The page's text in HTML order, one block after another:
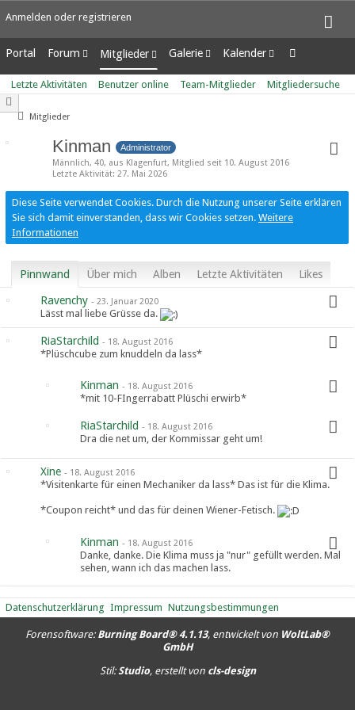
Anmelden oder registrieren
Portal Forum
Unerledigte Themen
Mitglieder
Letzte Aktivitäten
Benutzer online
Galerie
Alben
Bilder
Kalender
Wochenansicht
Tagesansicht
Letzte Aktivitäten Benutzer online Team-Mitglieder Mitgliedersuche
Mitglieder
Kinman Administrator
Männlich 40 aus Klagenfurt Mitglied seit 10. August 2016
Letzte Aktivität 27. Mai 2026
Diese Seite verwendet Cookies. Durch die Nutzung unserer Seite erklären
Sie sich damit einverstanden, dass wir Cookies setzen. Weitere
Informationen
Pinnwand Über mich Alben Letzte Aktivitäten Likes
Ravenchy - 23. Januar 2020
Lässt mal liebe Grüsse da.
RiaStarchild - 18. August 2016
*Plüschcube zum knuddeln da lass*
Kinman - 18. August 2016
*mit 10-FIngerrabatt Plüschi erwirb*
RiaStarchild - 18. August 2016
Dra die net um, der Kommissar geht um!
Xine - 18. August 2016
*Visitenkarte für einen Mechaniker da lass* Das ist für die Klima.
*Coupon reicht* und das für deinen Wiener-Fetisch.
Kinman - 18. August 2016
Danke, danke. Die Klima muss ja "nur" gefüllt werden. Mal
sehen, wann ich das machen lass.
Datenschutzerklärung Impressum Nutzungsbestimmungen
Forensoftware: Burning Board® 4.1.13, entwickelt von WoltLab®
GmbH
Stil:Studio, erstellt von cls-design